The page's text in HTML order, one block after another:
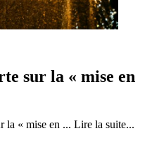
sur la « mise en
la « mise en ... Lire la suite...